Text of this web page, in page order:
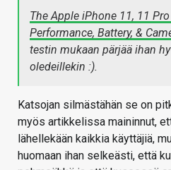
The Apple iPhone 11, 11
Performance, Battery, &
testin mukaan pärjää ihan
oledeillekin :).
Katsojan silmästähän se on
myös artikkelissa maininnut,
lähellekään kaikkia käyttäjiä,
huomaan ihan selkeästi, että